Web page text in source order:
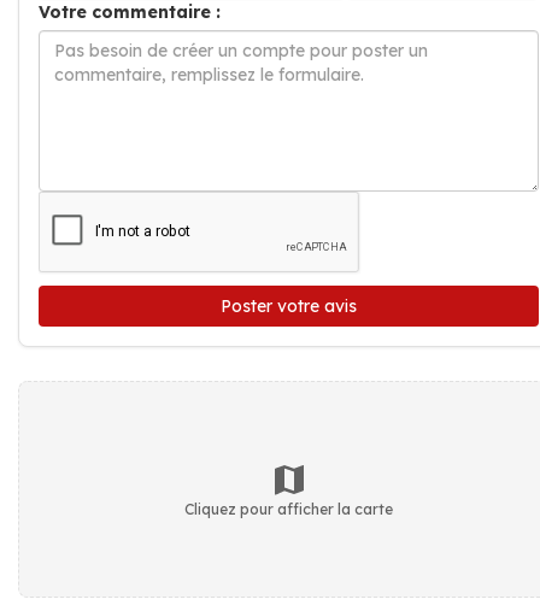
Votre commentaire :
Poster votre avis
Cliquez pour afficher la carte